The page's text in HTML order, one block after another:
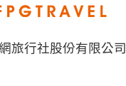
旅行社股份有限公司